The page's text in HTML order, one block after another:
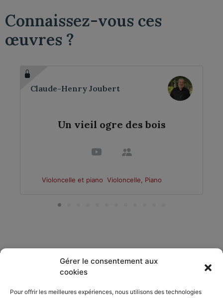
Gérer le consentement aux
cookies
Pour offrir les meilleures expériences, nous utilisons des technologies
Connaissez-vous ces
œuvres ?
Claude-Henry Joubert
Un vieil ogre des bois
Violoncelle et piano Violoncelle, Piano